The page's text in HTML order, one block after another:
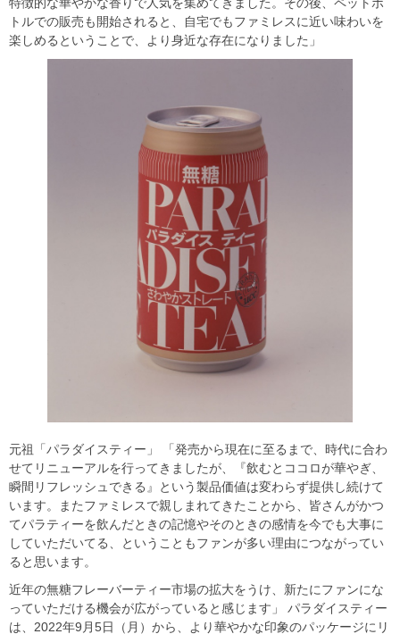
トルでの販売も開始されると、自宅でもファミレスに近い味わいを
楽しめるということで、より身近な存在になりました」
元祖「パラダイスティー」 「発売から現在に至るまで、時代に合わ
せてリニューアルを行ってきましたが、『飲むとココロが華やぎ、
瞬間リフレッシュできる』という製品価値は変わらず提供し続けて
います。またファミレスで親しまれてきたことから、皆さんがかつ
てパラティーを飲んだときの記憶やそのときの感情を今でも大事に
していただいてる、ということもファンが多い理由につながってい
ると思います。
近年の無糖フレーバーティー市場の拡大をうけ、新たにファンにな
っていただける機会が広がっていると感じます」 パラダイスティー
は、2022年9月5日（月）から、より華やかな印象のパッケージにリ